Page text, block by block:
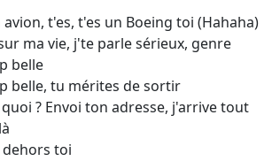
t'es, t'es un Boeing toi (Hahaha)
ma vie, j'te parle sérieux, genre
belle
belle, tu mérites de sortir
? Envoi ton adresse, j'arrive tout
toi